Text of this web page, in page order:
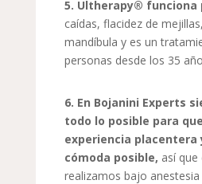
5. Ultherapy® funciona
caídas, flacidez de
mandíbula y es un
personas desde los 35
6. En Bojanini Experts
todo lo posible para
experiencia placentera
cómoda posible, así
realizamos bajo